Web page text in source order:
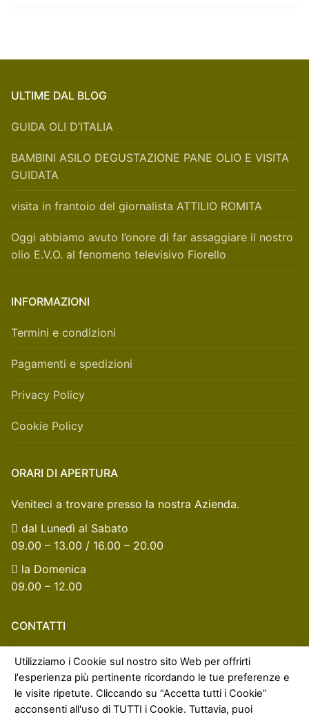
ULTIME DAL BLOG
GUIDA OLI D’ITALIA
BAMBINI ASILO DEGUSTAZIONE PANE OLIO E VISITA
GUIDATA
visita in frantoio del giornalista ATTILIO ROMITA
Oggi abbiamo avuto l’onore di far assaggiare il nostro
olio E.V.O. al fenomeno televisivo Fiorello
INFORMAZIONI
Termini e condizioni
Pagamenti e spedizioni
Privacy Policy
Cookie Policy
ORARI DI APERTURA
Veniteci a trovare presso la nostra Azienda.
dal Lunedì al Sabato
09.00 – 13.00 / 16.00 – 20.00
la Domenica
09.00 – 12.00
CONTATTI
Non esitate a contattarci se avete qualche domanda.
info@oliolabianca.it
+39 0883 631442
Utilizziamo i Cookie sul nostro sito Web per offrirti
l'esperienza più pertinente ricordando le tue preferenze e
le visite ripetute. Cliccando su “Accetta tutti i Cookie”
acconsenti all'uso di TUTTI i Cookie. Tuttavia, puoi